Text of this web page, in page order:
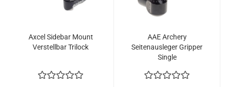
Axcel Sidebar Mount
Verstellbar Trilock
AAE Archery
Seitenausleger Gripper
Single